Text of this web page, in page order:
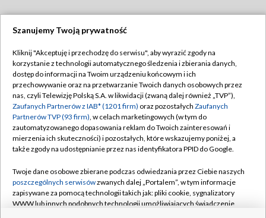
TVP
Abonament TVP
Emisja w TVP
Centrum informacji TVP
Naziemna Telewizja Cyfrowa
Rada Programowa
System NOS
Regulamin TVP
Polityka prywatności
Moje zgody
Pomoc
Kontakt
Szanujemy Twoją prywatność
Kliknij "Akceptuję i przechodzę do serwisu", aby wyrazić zgody na
korzystanie z technologii automatycznego śledzenia i zbierania danych,
dostęp do informacji na Twoim urządzeniu końcowym i ich
przechowywanie oraz na przetwarzanie Twoich danych osobowych przez
nas, czyli Telewizję Polską S.A. w likwidacji (zwaną dalej również „TVP”),
Zaufanych Partnerów z IAB* (1201 firm) oraz pozostałych Zaufanych
Partnerów TVP (93 firm), w celach marketingowych (w tym do
zautomatyzowanego dopasowania reklam do Twoich zainteresowań i
mierzenia ich skuteczności) i pozostałych, które wskazujemy poniżej, a
także zgody na udostępnianie przez nas identyfikatora PPID do Google.
Twoje dane osobowe zbierane podczas odwiedzania przez Ciebie naszych
poszczególnych serwisówzwanych dalej „Portalem”, w tym informacje
zapisywane za pomocą technologii takich jak: pliki cookie, sygnalizatory
WWW lub innych podobnych technologii umożliwiających świadczenie